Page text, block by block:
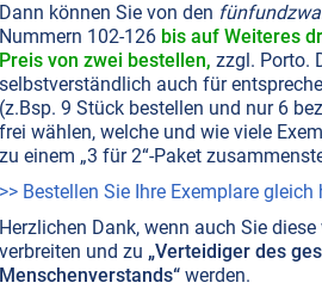
Dann können Sie von den
Nummern 102-126 bis auf Weiteres
Preis von zwei bestellen, zzgl. Porto.
selbstverständlich auch für
(z.Bsp. 9 Stück bestellen und nur 6
frei wählen, welche und wie viele
zu einem „3 für 2“-Paket
>> Bestellen Sie Ihre Exemplare gleich
Herzlichen Dank, wenn auch Sie
verbreiten und zu „Verteidiger des
Menschenverstands“werden.